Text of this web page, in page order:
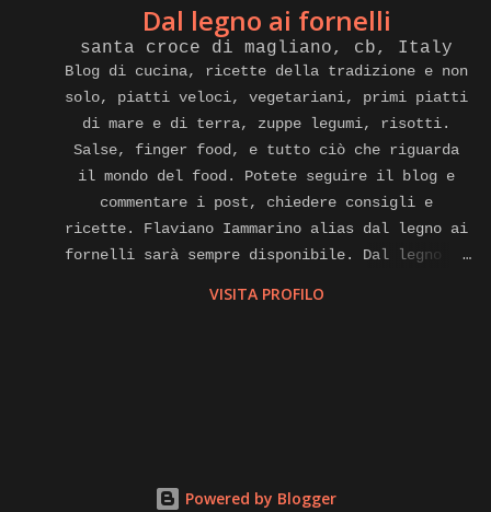
Dal legno ai fornelli
santa croce di magliano, cb, Italy
Blog di cucina, ricette della tradizione e non
solo, piatti veloci, vegetariani, primi piatti
di mare e di terra, zuppe legumi, risotti.
Salse, finger food, e tutto ciò che riguarda
il mondo del food. Potete seguire il blog e
commentare i post, chiedere consigli e
ricette. Flaviano Iammarino alias dal legno ai
fornelli sarà sempre disponibile. Dal legno ai
VISITA PROFILO
Powered by Blogger